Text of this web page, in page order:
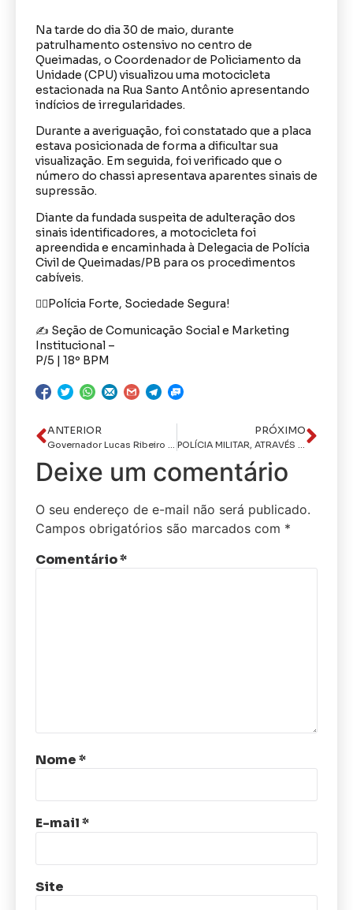
Na tarde do dia 30 de maio, durante
patrulhamento ostensivo no centro de
Queimadas, o Coordenador de Policiamento da
Unidade (CPU) visualizou uma motocicleta
estacionada na Rua Santo Antônio apresentando
indícios de irregularidades.
Durante a averiguação, foi constatado que a placa
estava posicionada de forma a dificultar sua
visualização. Em seguida, foi verificado que o
número do chassi apresentava aparentes sinais de
supressão.
Diante da fundada suspeita de adulteração dos
sinais identificadores, a motocicleta foi
apreendida e encaminhada à Delegacia de Polícia
Civil de Queimadas/PB para os procedimentos
cabíveis.
👮‍♂️Polícia Forte, Sociedade Segura!
✍️ Seção de Comunicação Social e Marketing
Institucional –
P/5 | 18º BPM
ANTERIOR PRÓXIMO
Deixe um comentário
O seu endereço de e-mail não será publicado.
Campos obrigatórios são marcados com *
Comentário*
Nome*
E-mail*
Site